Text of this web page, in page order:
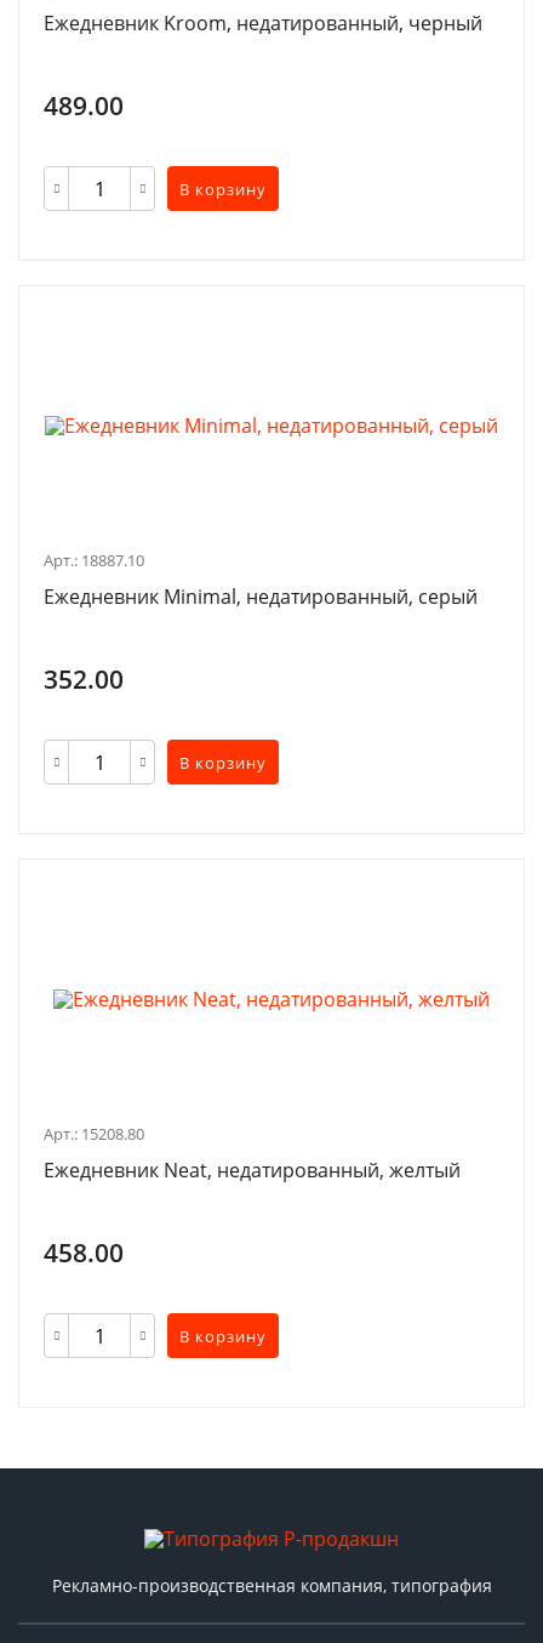
Ежедневник Kroom, недатированный, черный
489.00
В корзину
Арт.: 18887.10
Ежедневник Minimal, недатированный, серый
352.00
В корзину
Арт.: 15208.80
Ежедневник Neat, недатированный, желтый
458.00
В корзину
Рекламно-производственная компания, типография